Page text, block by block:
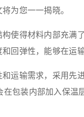
为您一一揭晓。
得材料内部充满
回弹性，能够在运
输需求，采用先
包装内部加入保温